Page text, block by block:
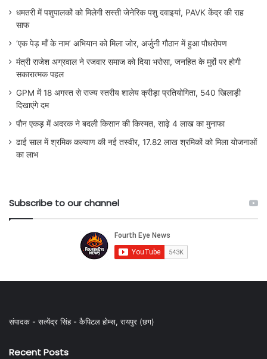
धमतरी में पशुपालकों को मिलेगी सस्ती जेनेरिक पशु दवाइयां, PAVK केंद्र की राह
साफ
‘एक पेड़ माँ के नाम’ अभियान को मिला जोर, अर्जुनी गौठान में हुआ पौधरोपण
मंत्री राजेश अग्रवाल ने रजवार समाज को दिया भरोसा, जनहित के मुद्दों पर होगी
सकारात्मक पहल
GPM में 18 अगस्त से राज्य स्तरीय शालेय क्रीड़ा प्रतियोगिता, 540 खिलाड़ी
दिखाएंगे दम
पौन एकड़ में अदरक ने बदली किसान की किस्मत, साढ़े 4 लाख का मुनाफा
ढाई साल में श्रमिक कल्याण की नई तस्वीर, 17.82 लाख श्रमिकों को मिला योजनाओं
का लाभ
Subscribe to our channel
संपादक - सत्येंद्र सिंह - कैपिटल होम्स, रायपुर (छग)
Recent Posts